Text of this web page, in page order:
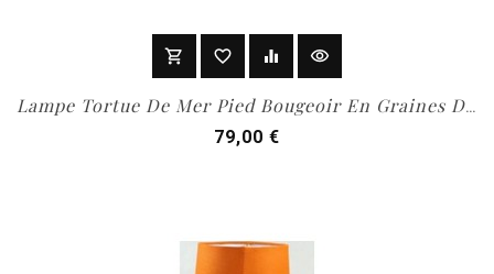
shopping_cart Add To Cart
favorite_border equalizer visibility
Lampe Tortue De Mer Pied Bougeoir En Graines De...
79,00 €